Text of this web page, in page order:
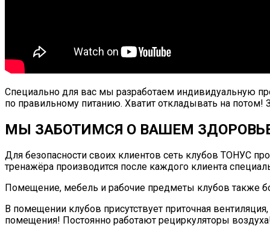
Специально для вас мы разработаем индивидуальную
по правильному питанию. Хватит откладывать на потом!
МЫ ЗАБОТИМСЯ О ВАШЕМ
Для безопасности своих клиентов сеть клубов ТОНУС
тренажёра производится после каждого клиента
Помещение, мебель и рабочие предметы клубов также
В помещении клубов присутствует приточная
помещения! Постоянно работают рециркуляторы